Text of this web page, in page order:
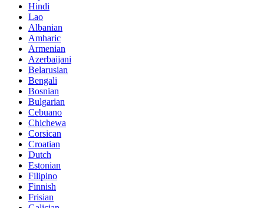
Hindi
Lao
Albanian
Amharic
Armenian
Azerbaijani
Belarusian
Bengali
Bosnian
Bulgarian
Cebuano
Chichewa
Corsican
Croatian
Dutch
Estonian
Filipino
Finnish
Frisian